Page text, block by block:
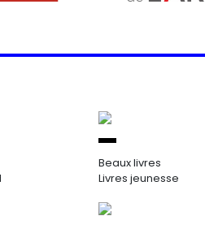
Beaux livres
Livres jeunesse